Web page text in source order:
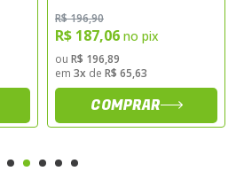
4 tempos, incluindo
naked e off-road.
o manual do
à quantidade e intervalos
para uso em motores
eletrônica e câmbio
R$ 196,90
R$ 187,06 no pix
ou R$ 196,89
em 3x de R$ 65,63
COMPRAR